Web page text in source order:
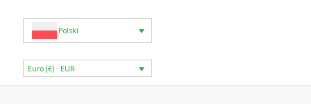
Kategorie produktów
Marki
Polski
Euro (€) - EUR